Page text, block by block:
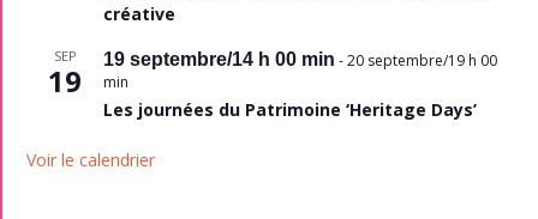
créative
SEP
19
19 septembre/14 h 00 min -20 septembre/19 h 00
min
Les journées du Patrimoine ‘Heritage Days’
Voir le calendrier